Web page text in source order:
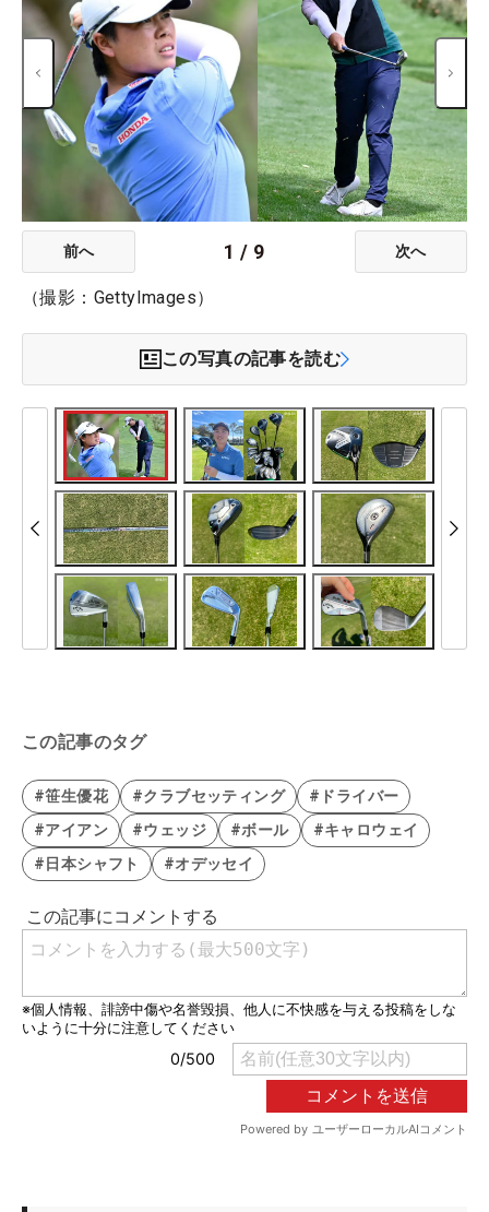
前へ 1 / 9 次へ
（撮影：GettyImages）
この写真の記事を読む
この記事のタグ
#笹生優花 #クラブセッティング
#ドライバー
#アイアン
#ウェッジ #ボール
#キャロウェイ
#日本シャフト
#オデッセイ